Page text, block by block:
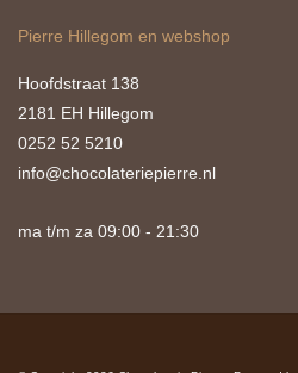
Pierre Hillegom en webshop
Hoofdstraat 138
2181 EH Hillegom
0252 52 5210
info@chocolateriepierre.nl
ma t/m za 09:00 - 21:30